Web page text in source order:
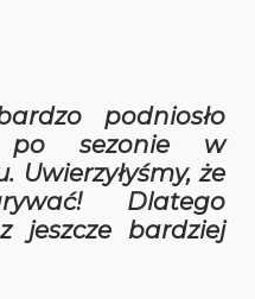
podniosło
po sezonie w
Uwierzyłyśmy, że
Dlatego
jeszcze bardziej